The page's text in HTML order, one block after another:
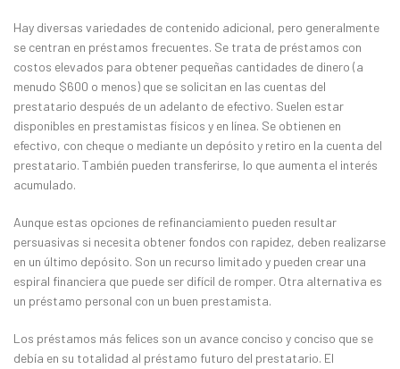
Hay diversas variedades de contenido adicional, pero generalmente
se centran en préstamos frecuentes. Se trata de préstamos con
costos elevados para obtener pequeñas cantidades de dinero (a
menudo $600 o menos) que se solicitan en las cuentas del
prestatario después de un adelanto de efectivo. Suelen estar
disponibles en prestamistas físicos y en línea. Se obtienen en
efectivo, con cheque o mediante un depósito y retiro en la cuenta del
prestatario. También pueden transferirse, lo que aumenta el interés
acumulado.
Aunque estas opciones de refinanciamiento pueden resultar
persuasivas si necesita obtener fondos con rapidez, deben realizarse
en un último depósito. Son un recurso limitado y pueden crear una
espiral financiera que puede ser difícil de romper. Otra alternativa es
un préstamo personal con un buen prestamista.
Los préstamos más felices son un avance conciso y conciso que se
debía en su totalidad al préstamo futuro del prestatario. El